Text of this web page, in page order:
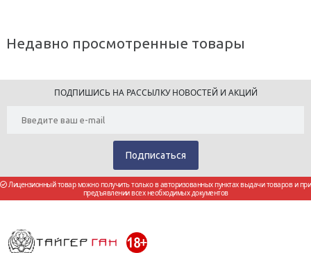
Недавно просмотренные товары
ПОДПИШИСЬ НА РАССЫЛКУ НОВОСТЕЙ И АКЦИЙ
Лицензионный товар можно получить только в авторизованных пунктах выдачи товаров и при
предъявлении всех необходимых документов